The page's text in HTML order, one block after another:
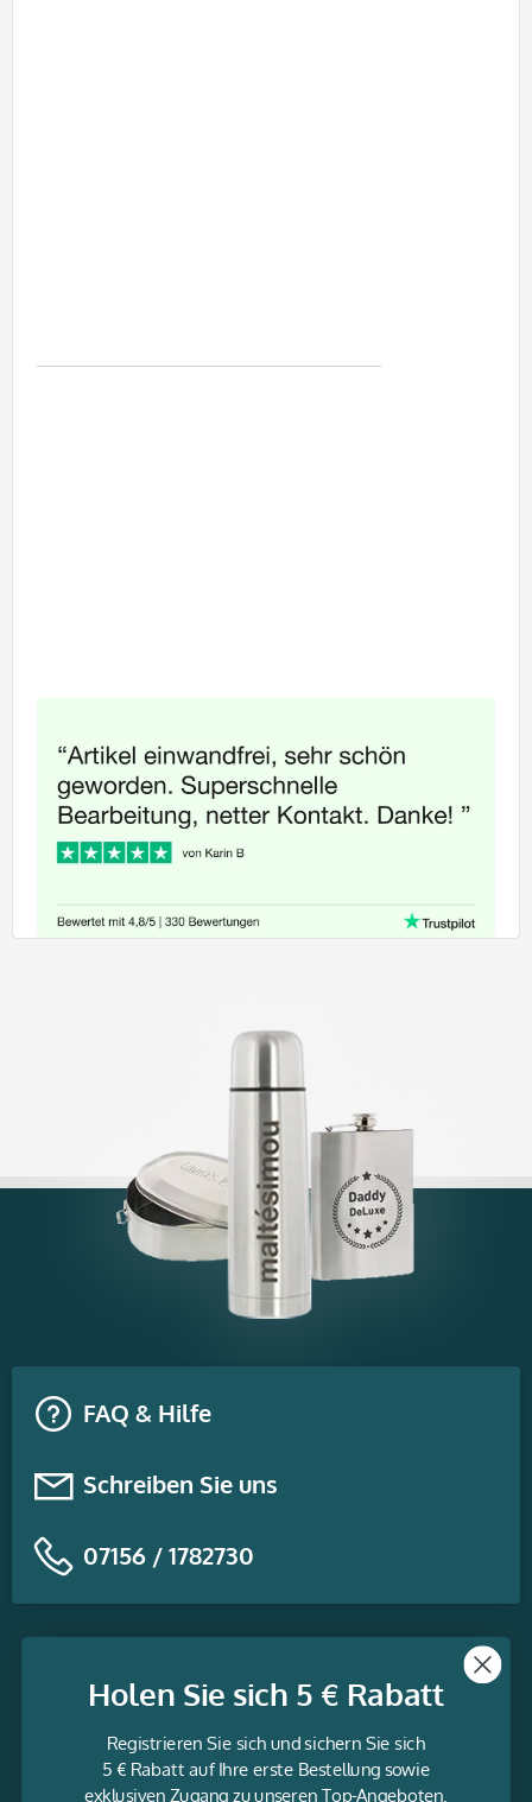
FAQ & Hilfe
Schreiben Sie uns
07156 / 1782730
Informationen
Holen Sie sich 5 € Rabatt
Registrieren Sie sich und sichern Sie sich
5 € Rabatt auf Ihre erste Bestellung sowie
exklusiven Zugang zu unseren Top-Angeboten.